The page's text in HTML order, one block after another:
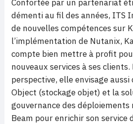
Confortée par un partenariat
démenti au fil des années, ITS
de nouvelles compétences sur
l’implémentation de Nutanix,
compte bien mettre à profit
nouveaux services à ses
perspective, elle envisage
Object (stockage objet) et la
gouvernance des
Beam pour enrichir son service